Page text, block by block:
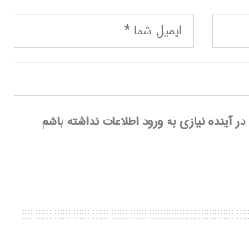
آینده نیازی به ورود اطلاعات نداشته باشم